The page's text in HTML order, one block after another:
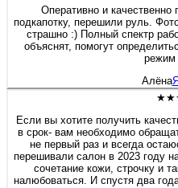
останавливаться на
Оперативно и
подкапотку, перешили руль.
страшно :) Полный спектр
объяснят, помогут
режим
Алёна
Если вы хотите получить
в срок- вам необходимо
не первый раз и всегда
перешивали салон в 2023 году
сочетание кожи, строчку и
налюбоваться. И спустя два